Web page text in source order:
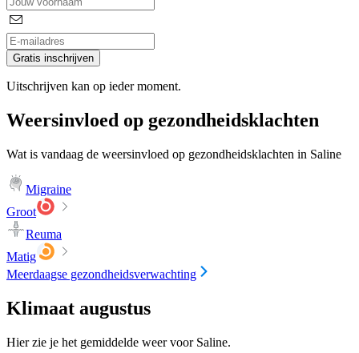
Gratis inschrijven
Uitschrijven kan op ieder moment.
Weersinvloed op gezondheidsklachten
Wat is vandaag de weersinvloed op gezondheidsklachten in Saline
Migraine
Groot
Reuma
Matig
Meerdaagse gezondheidsverwachting
Klimaat augustus
Hier zie je het gemiddelde weer voor Saline.